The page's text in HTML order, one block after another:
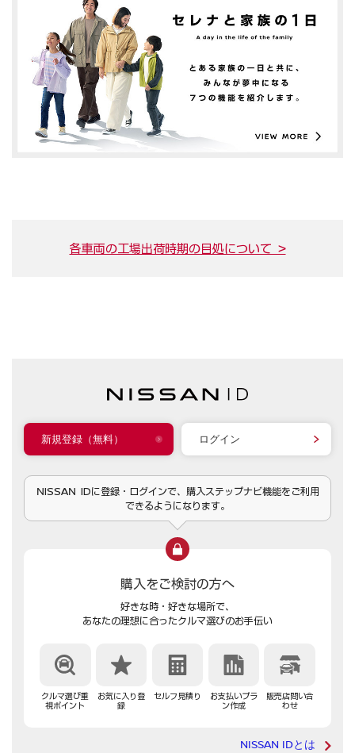
各車両の工場出荷時期の目処について >
新規登録（無料） ログイン
NISSAN IDに登録・ログインで、購入ステップナビ機能をご利用
できるようになります。
購入をご検討の方へ
好きな時・好きな場所で、
あなたの理想に合ったクルマ選びのお手伝い
クルマ選び重
視ポイント
お気に入り登
録
セルフ見積り
お支払いプラ
ン作成
販売店問い合
わせ
NISSAN IDとは